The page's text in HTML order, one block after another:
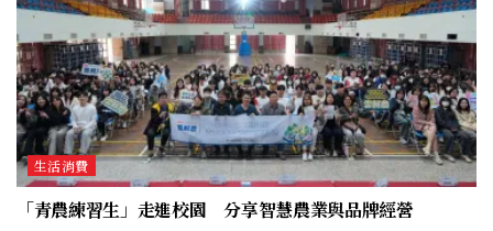
生活消費
「青農練習生」走進校園 分享智慧農業與品牌經營